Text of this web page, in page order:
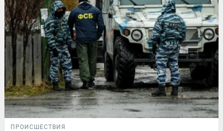
ПРОИСШЕСТВИЯ